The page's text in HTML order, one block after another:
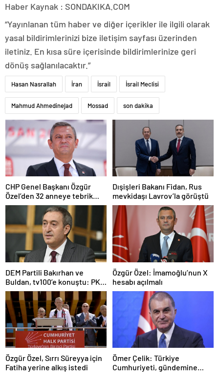
Haber Kaynak : SONDAKIKA.COM
“Yayınlanan tüm haber ve diğer içerikler ile ilgili olarak
yasal bildirimlerinizi bize iletişim sayfası üzerinden
iletiniz. En kısa süre içerisinde bildirimlerinize geri
dönüş sağlanılacaktır.”
Hasan Nasrallah İran İsrail İsrail Meclisi
Mahmud Ahmedinejad Mossad son dakika
CHP Genel Başkanı Özgür
Özel’den 32 anneye tebrik
telefonu
Dışişleri Bakanı Fidan, Rus
mevkidaşı Lavrov’la görüştü
DEM Partili Bakırhan ve
Buldan, tv100’e konuştu: PKK
ne zaman kendini feshedecek
Özgür Özel: İmamoğlu’nun X
hesabı açılmalı
Özgür Özel, Sırrı Süreyya için
Fatiha yerine alkış istedi
Ömer Çelik: Türkiye
Cumhuriyeti, gündemine